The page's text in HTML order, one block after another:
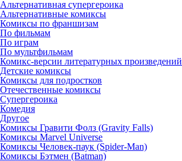
Альтернативная супергероика
Альтернативные комиксы
Комиксы по франшизам
По фильмам
По играм
По мультфильмам
Комикс-версии литературных произведений
Детские комиксы
Комиксы для подростков
Отечественные комиксы
Супергероика
Комедия
Другое
Комиксы Гравити Фолз (Gravity Falls)
Комиксы Marvel Universe
Комиксы Человек-паук (Spider-Man)
Комиксы Бэтмен (Batman)